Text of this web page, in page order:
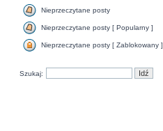
Nieprzeczytane posty
Nieprzeczytane posty [ Popularny ]
Nieprzeczytane posty [ Zablokowany ]
Szukaj: